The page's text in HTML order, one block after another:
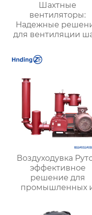
Шахтные
вентиляторы:
Надежные
для вентиляции
| Купить с
Воздуходувка
эффективное
решение для
промышленных